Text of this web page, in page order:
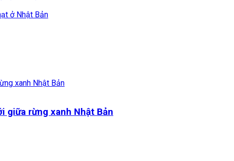
ở Nhật Bản
giữa rừng xanh Nhật Bản